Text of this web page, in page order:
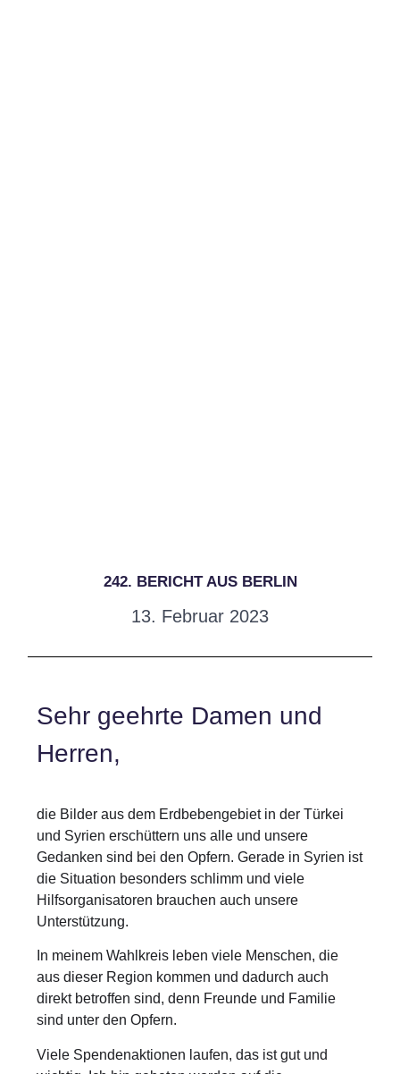
242. BERICHT AUS BERLIN
13. Februar 2023
Sehr geehrte Damen und
Herren,
die Bilder aus dem Erdbebengebiet in der Türkei
und Syrien erschüttern uns alle und unsere
Gedanken sind bei den Opfern. Gerade in Syrien ist
die Situation besonders schlimm und viele
Hilfsorganisatoren brauchen auch unsere
Unterstützung.
In meinem Wahlkreis leben viele Menschen, die
aus dieser Region kommen und dadurch auch
direkt betroffen sind, denn Freunde und Familie
sind unter den Opfern.
Viele Spendenaktionen laufen, das ist gut und